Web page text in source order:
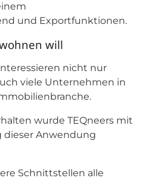
und Exportfunktionen.
will
nicht nur
viele Unternehmen in
wurde TEQneers mit
Anwendung
Schnittstellen alle